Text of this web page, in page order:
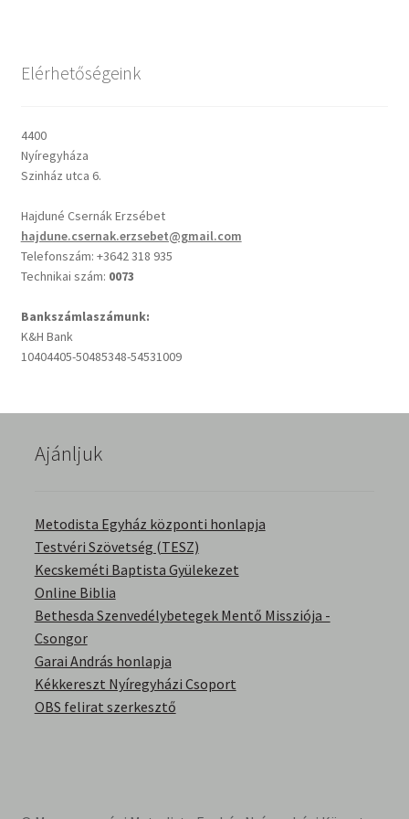
Napi Ige: Evangélikus bibliaolvasó Útmutató
Mindennapi kenyerünk
Bemutatkozás
Kérdések és válaszok
Kitekintés
Könyvtár
Család-Házasság
Elérhetőségeink
4400
Nyíregyháza
Szinház utca 6.
Hajduné Csernák Erzsébet
hajdune.csernak.erzsebet@gmail.com
Telefonszám: +3642 318 935
Technikai szám: 0073
Bankszámlaszámunk:
K&H Bank
10404405-50485348-54531009
Ajánljuk
Metodista Egyház központi honlapja
Testvéri Szövetség (TESZ)
Kecskeméti Baptista Gyülekezet
Online Biblia
Bethesda Szenvedélybetegek Mentő Missziója -
Csongor
Garai András honlapja
Kékkereszt Nyíregyházi Csoport
OBS felirat szerkesztő